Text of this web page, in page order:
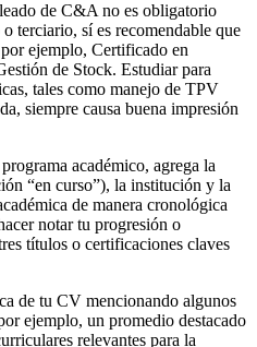
de C&A no es obligatorio
terciario, sí es recomendable que
ejemplo, Certificado en
de Stock. Estudiar para
tales como manejo de TPV
siempre causa buena impresión
académico, agrega la
“en curso”), la institución y la
de manera cronológica
notar tu progresión o
títulos o certificaciones claves
de tu CV mencionando algunos
ejemplo, un promedio destacado
relevantes para la